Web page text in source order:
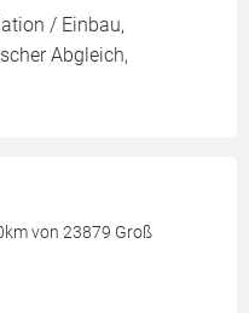
/ Einbau,
Abgleich,
von 23879 Groß